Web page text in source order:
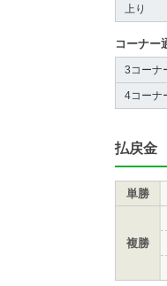
上り
コーナー
3コーナ
4コーナ
払戻金
単勝
複勝